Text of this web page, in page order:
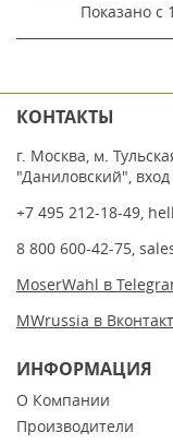
Показано с
КОНТАКТЫ
г. Москва, м.
"Даниловский",
+7 495 212-18-49,
8 800 600-42-75,
MoserWahl в
MWrussia в
ИНФОРМАЦИЯ
О Компании
Производители